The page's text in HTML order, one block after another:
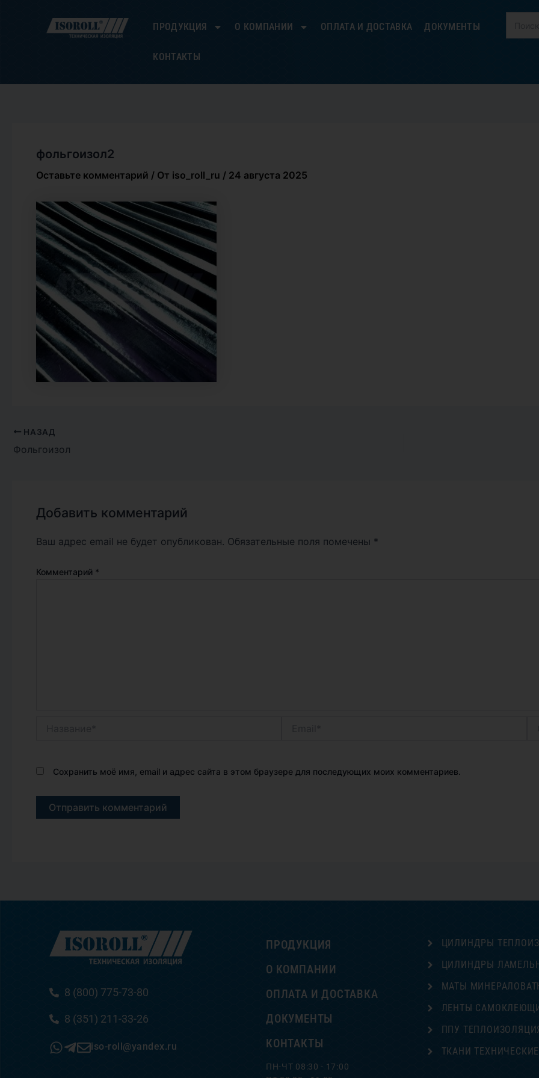
ПРОДУКЦИЯ О КОМПАНИИ ОПЛАТА И ДОСТАВКА ДОКУМЕНТЫ
КОНТАКТЫ
фольгоизол2
Оставьте комментарий / От iso_roll_ru / 24 августа 2025
НАЗАД
Фольгоизол
Добавить комментарий
Ваш адрес email не будет опубликован. Обязательные поля помечены *
Комментарий *
Сохранить моё имя, email и адрес сайта в этом браузере для последующих моих комментариев.
8 (800) 775-73-80
8 (351) 211-33-26
iso-roll@yandex.ru
ПРОДУКЦИЯ
О КОМПАНИИ
ОПЛАТА И ДОСТАВКА
ДОКУМЕНТЫ
КОНТАКТЫ
ПН-ЧТ 08:30 - 17:00
ЦИЛИНДРЫ
ЦИЛИНДРЫ
МАТЫ
ЛЕНТЫ
ППУ
ТКАНИ ТЕХНИЧЕСКИЕ